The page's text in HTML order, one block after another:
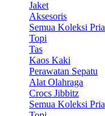
Jaket
Aksesoris
Semua Koleksi Pria
Topi
Tas
Kaos Kaki
Perawatan Sepatu
Alat Olahraga
Crocs Jibbitz
Semua Koleksi Pria